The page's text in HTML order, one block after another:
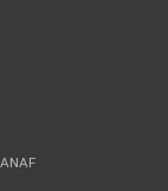
ANAF